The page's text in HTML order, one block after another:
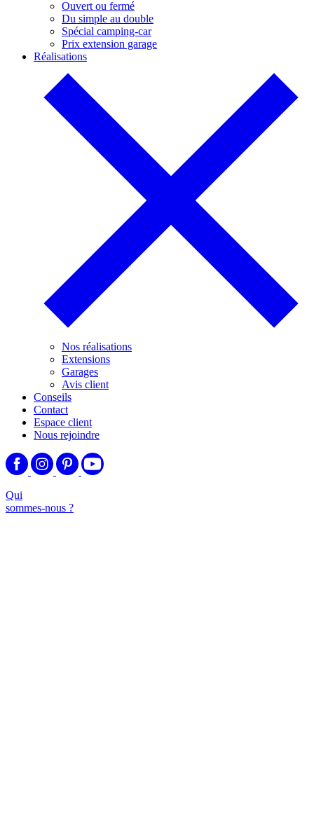
Ouvert ou fermé
Du simple au double
Spécial camping-car
Prix extension garage
Réalisations
Nos réalisations
Extensions
Garages
Avis client
Conseils
Contact
Espace client
Nous rejoindre
Qui
sommes-nous ?